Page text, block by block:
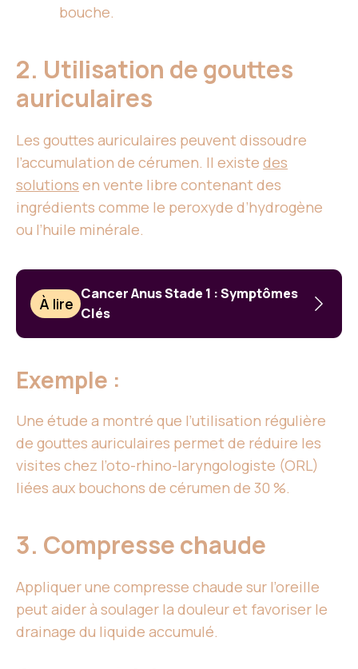
bouche.
2. Utilisation de gouttes
auriculaires
Les gouttes auriculaires peuvent dissoudre
l’accumulation de cérumen. Il existe des
solutions en vente libre contenant des
ingrédients comme le peroxyde d’hydrogène
ou l’huile minérale.
À lire
Cancer Anus Stade 1 : Symptômes
Clés
Exemple :
Une étude a montré que l’utilisation régulière
de gouttes auriculaires permet de réduire les
visites chez l’oto-rhino-laryngologiste (ORL)
liées aux bouchons de cérumen de 30 %.
3. Compresse chaude
Appliquer une compresse chaude sur l’oreille
peut aider à soulager la douleur et favoriser le
drainage du liquide accumulé.